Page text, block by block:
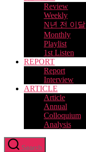
Review
Weekly
N년 전 이달
Monthly
Playlist
1st Listen
REPORT
Report
Interview
ARTICLE
Article
Annual
Colloquium
Analysis
Search